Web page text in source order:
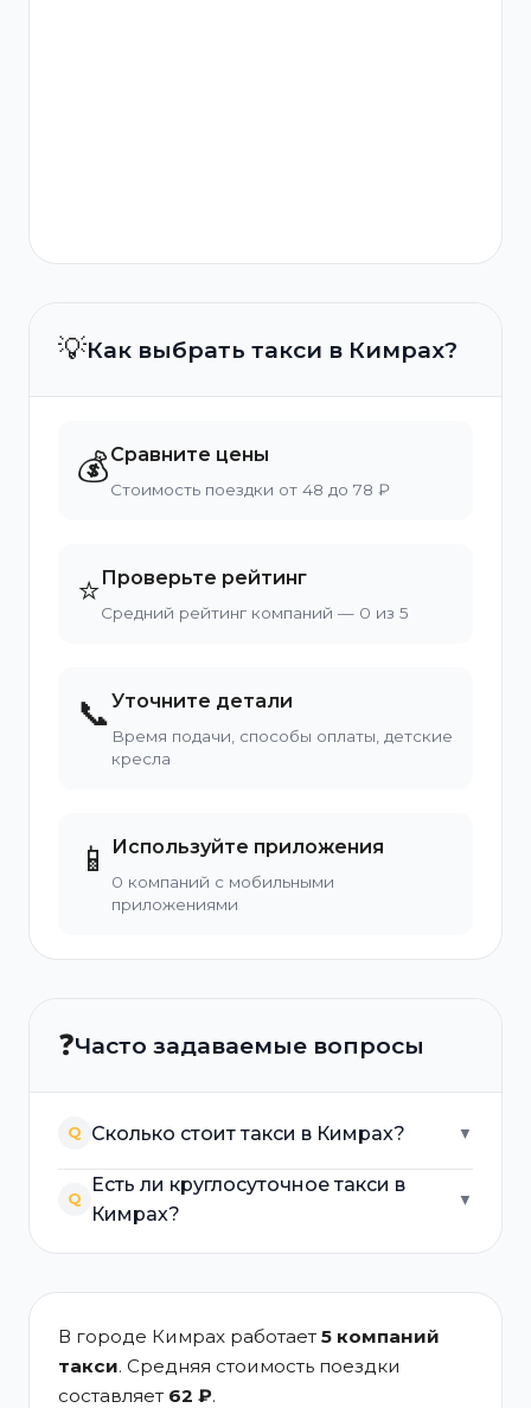
💡Как выбрать такси в Кимрах?
💰Сравните цены
Стоимость поездки от 48 до 78 ₽
⭐Проверьте рейтинг
Средний рейтинг компаний — 0 из 5
📞Уточните детали
Время подачи, способы оплаты, детские
кресла
📱 Используйте приложения
0 компаний с мобильными
приложениями
❓Часто задаваемые вопросы
Q Сколько стоит такси в Кимрах? ▼
Q
Есть ли круглосуточное такси в
Кимрах?
▼
В городе Кимрах работает 5 компаний
такси. Средняя стоимость поездки
составляет 62 ₽.